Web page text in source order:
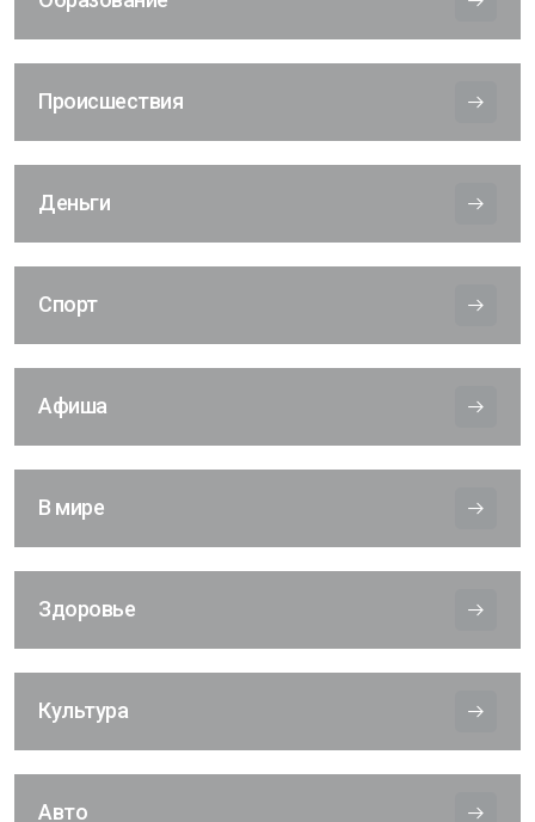
Происшествия
Деньги
Спорт
Афиша
В мире
Здоровье
Культура
Авто